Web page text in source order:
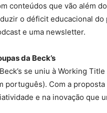
conteúdos que vão além
o déficit educacional do
e uma newsletter.
da Beck’s
se uniu à Working
português). Com a
e na inovação que